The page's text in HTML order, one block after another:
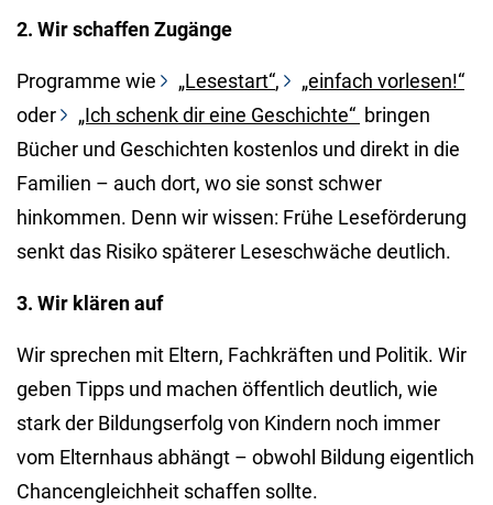
2. Wir schaffen Zugänge
Programme wie „Lesestart“,
„einfach vorlesen!“
oder
„Ich schenk dir eine Geschichte“ bringen
Bücher und Geschichten kostenlos und direkt in die
Familien – auch dort, wo sie sonst schwer
hinkommen. Denn wir wissen: Frühe Leseförderung
senkt das Risiko späterer Leseschwäche deutlich.
3. Wir klären auf
Wir sprechen mit Eltern, Fachkräften und Politik. Wir
geben Tipps und machen öffentlich deutlich, wie
stark der Bildungserfolg von Kindern noch immer
vom Elternhaus abhängt – obwohl Bildung eigentlich
Chancengleichheit schaffen sollte.